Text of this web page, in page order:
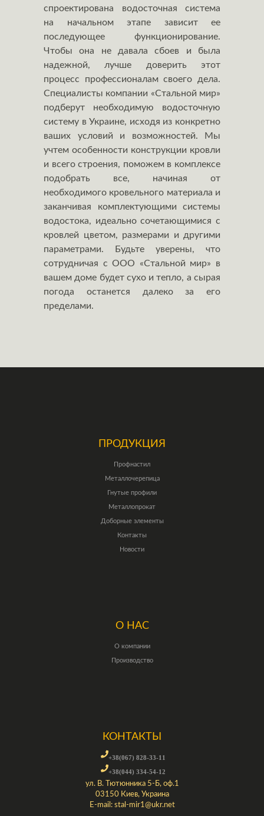
спроектирована водосточная система
на начальном этапе зависит ее
последующее функционирование.
Чтобы она не давала сбоев и была
надежной, лучше доверить этот
процесс профессионалам своего дела.
Специалисты компании «Стальной мир»
подберут необходимую водосточную
систему в Украине, исходя из конкретно
ваших условий и возможностей. Мы
учтем особенности конструкции кровли
и всего строения, поможем в комплексе
подобрать все, начиная от
необходимого кровельного материала и
заканчивая комплектующими системы
водостока, идеально сочетающимися с
кровлей цветом, размерами и другими
параметрами. Будьте уверены, что
сотрудничая с ООО «Стальной мир» в
вашем доме будет сухо и тепло, а сырая
погода останется далеко за его
пределами.
ПРОДУКЦИЯ
Профнастил
Металлочерепица
Гнутые профили
Металлопрокат
Доборные элементы
Контакты
Новости
О НАС
О компании
Производство
КОНТАКТЫ
+38(067) 828-33-11
+38(044) 334-54-12
ул. В. Тютюнника 5-Б, оф.1
03150 Киев, Украина
E-mail: stal-mir1@ukr.net